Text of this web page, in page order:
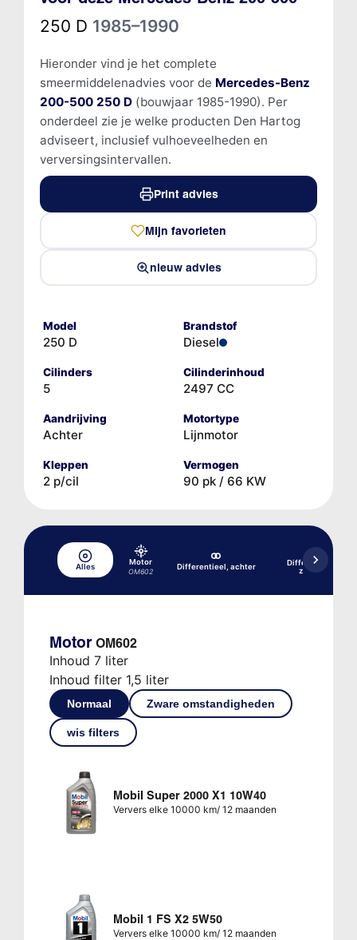
250 D 1985–1990
Hieronder vind je het complete
smeermiddelenadvies voor de Mercedes-Benz
200-500 250 D(bouwjaar 1985-1990). Per
onderdeel zie je welke producten Den Hartog
adviseert, inclusief vulhoeveelheden en
verversingsintervallen.
Print advies
Mijn favorieten
nieuw advies
Model
250 D
Brandstof
Diesel
Cilinders
5
Cilinderinhoud
2497 CC
Aandrijving
Achter
Motortype
Lijnmotor
Kleppen
2 p/cil
Vermogen
90 pk / 66 KW
Alles
Motor
OM602
Differentieel, achter
Differentieel,
zelfblokkerend
Motor OM602
Inhoud 7 liter
Inhoud filter 1,5 liter
Normaal Zware omstandigheden
wis filters
Mobil Super 2000 X1 10W40
Ververs elke 10000 km/ 12 maanden
Mobil 1 FS X2 5W50
Ververs elke 10000 km/ 12 maanden